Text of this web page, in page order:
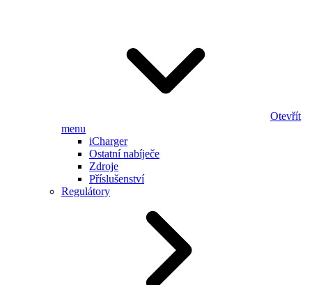
Otevřít
menu
iCharger
Ostatní nabíječe
Zdroje
Příslušenství
Regulátory